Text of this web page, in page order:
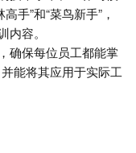
手”和“菜鸟新手”，
容。
确保每位员工都能掌
能将其应用于实际工